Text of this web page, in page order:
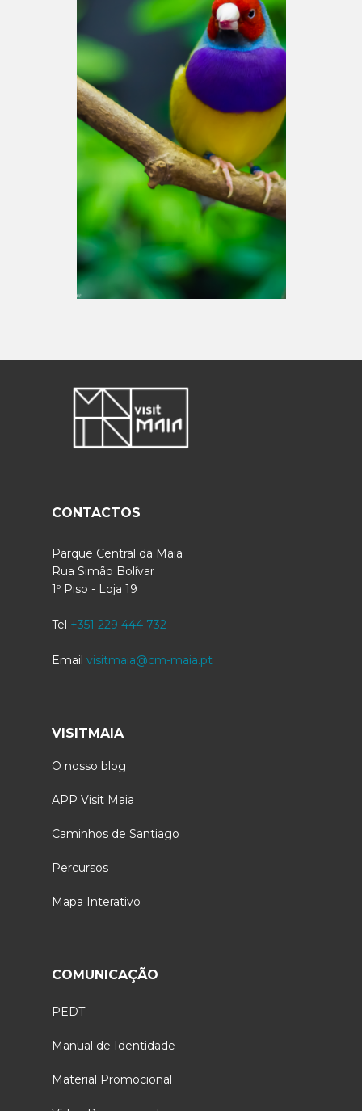
CONTACTOS
Parque Central da Maia
Rua Simão Bolívar
1º Piso - Loja 19
Tel +351 229 444 732
Email visitmaia@cm-maia.pt
VISITMAIA
O nosso blog
APP Visit Maia
Caminhos de Santiago
Percursos
Mapa Interativo
COMUNICAÇÃO
PEDT
Manual de Identidade
Material Promocional